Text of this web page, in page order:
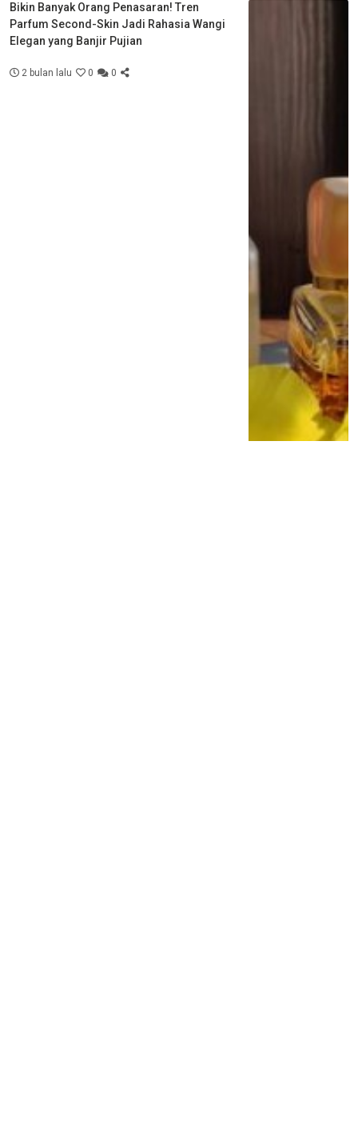
Bikin Banyak Orang Penasaran! Tren
Parfum Second-Skin Jadi Rahasia Wangi
Elegan yang Banjir Pujian
2 bulan lalu 0 0